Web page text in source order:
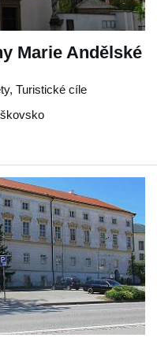
Marie Andělské
Turistické cíle